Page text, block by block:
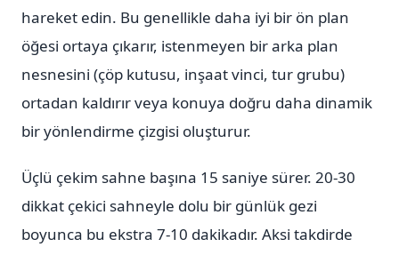
hareket edin. Bu genellikle daha iyi bir ön plan
öğesi ortaya çıkarır, istenmeyen bir arka plan
nesnesini (çöp kutusu, inşaat vinci, tur grubu)
ortadan kaldırır veya konuya doğru daha dinamik
bir yönlendirme çizgisi oluşturur.
Üçlü çekim sahne başına 15 saniye sürer. 20-30
dikkat çekici sahneyle dolu bir günlük gezi
boyunca bu ekstra 7-10 dakikadır. Aksi takdirde